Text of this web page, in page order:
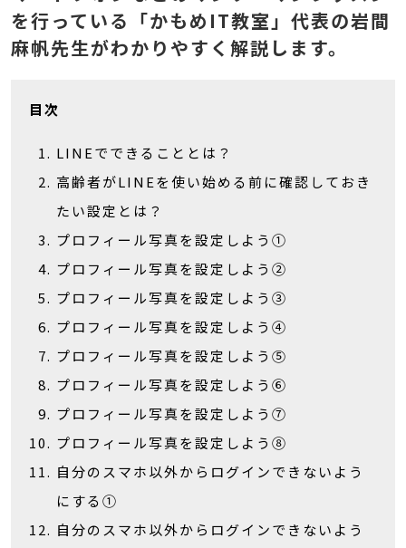
を行っている「かもめIT教室」代表の岩間
麻帆先生がわかりやすく解説します。
目次
LINEでできることとは？
高齢者がLINEを使い始める前に確認しておき
たい設定とは？
プロフィール写真を設定しよう①
プロフィール写真を設定しよう②
プロフィール写真を設定しよう③
プロフィール写真を設定しよう④
プロフィール写真を設定しよう⑤
プロフィール写真を設定しよう⑥
プロフィール写真を設定しよう⑦
プロフィール写真を設定しよう⑧
自分のスマホ以外からログインできないよう
にする①
自分のスマホ以外からログインできないよう